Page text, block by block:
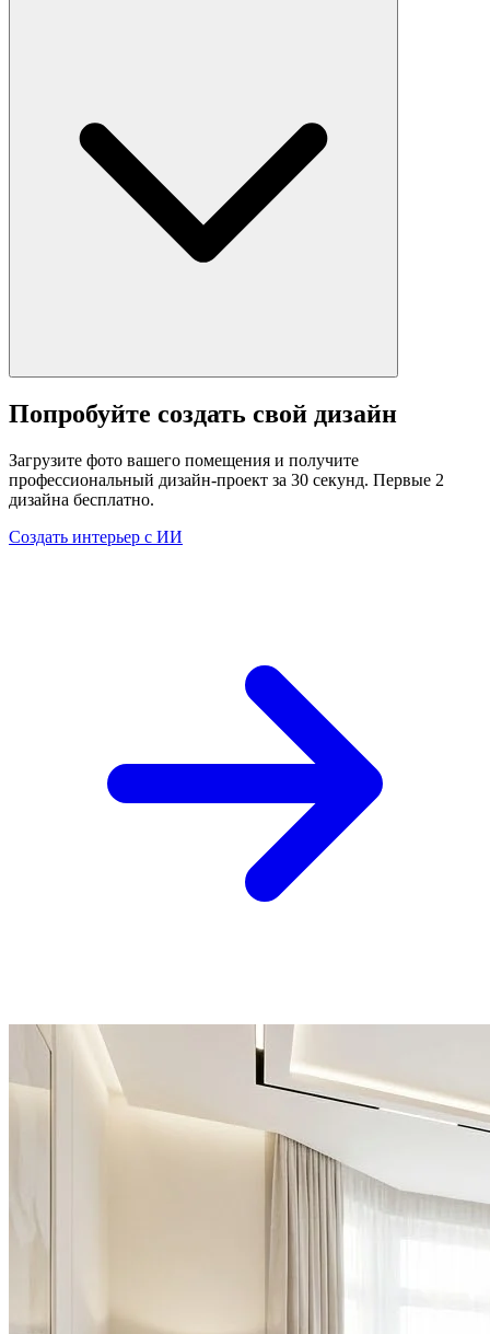
Попробуйте создать свой дизайн
Загрузите фото вашего помещения и получите
профессиональный дизайн-проект за 30 секунд. Первые 2
дизайна бесплатно.
Создать интерьер с ИИ